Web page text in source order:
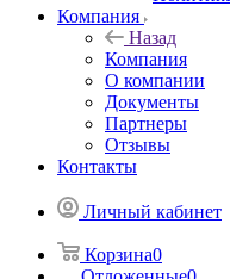
Компания
Назад
Компания
О компании
Документы
Партнеры
Отзывы
Контакты
Личный кабинет
Корзина0